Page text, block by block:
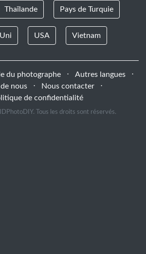
Thaïlande Pays de Turquie
USA Vietnam
du photographe ⋅ Autres langues
⋅
nous
⋅ Nous contacter
⋅
de confidentialité
Tous les droits sont réservés.